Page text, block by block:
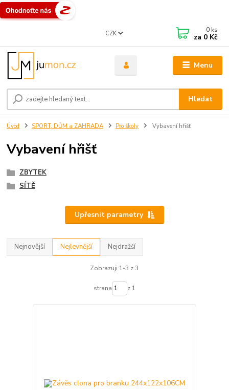
Menu
CZK
Hledat
0 ks
za 0 Kč
Úvod SPORT, DŮM a ZAHRADA Pro školy Vybavení hřišť
Vybavení hřišť
ZBYTEK
SÍTĚ
Upřesnit parametry
Nejnovější Nejlevnější Nejdražší
Zobrazuji 1-3 z 3
strana z 1